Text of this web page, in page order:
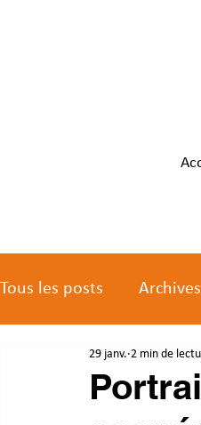
Tous les posts Archives
Les actus des
29 janv. 2 min de